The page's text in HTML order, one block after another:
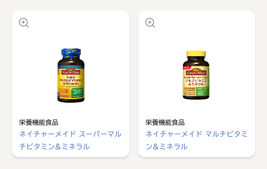
栄養機能食品
ネイチャーメイド スーパーマル
チビタミン&ミネラル
栄養機能食品
ネイチャーメイド マルチビタミ
ン&ミネラル